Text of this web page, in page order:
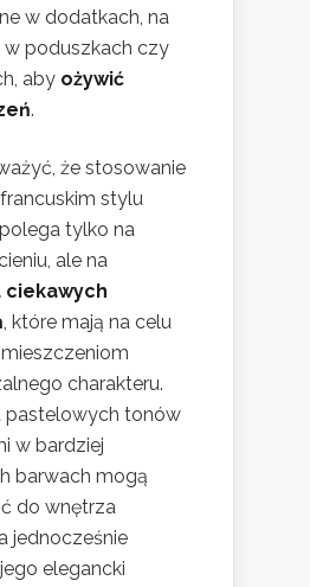
w dodatkach, na
w poduszkach czy
aby ożywić
.
że stosowanie
stylu
tylko na
ale na
, które mają na celu
charakteru.
pastelowych tonów
w bardziej
barwach mogą
do wnętrza
jednocześnie
elegancki